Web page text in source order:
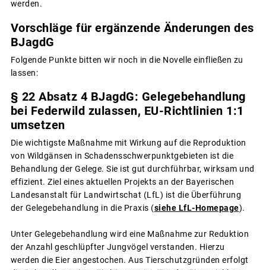
werden.
Vorschläge für ergänzende Änderungen des
BJagdG
Folgende Punkte bitten wir noch in die Novelle einfließen zu
lassen:
§ 22 Absatz 4 BJagdG: Gelegebehandlung
bei Federwild zulassen, EU-Richtlinien 1:1
umsetzen
Die wichtigste Maßnahme mit Wirkung auf die Reproduktion
von Wildgänsen in Schadensschwerpunktgebieten ist die
Behandlung der Gelege. Sie ist gut durchführbar, wirksam und
effizient. Ziel eines aktuellen Projekts an der Bayerischen
Landesanstalt für Landwirtschat (LfL) ist die Überführung
der Gelegebehandlung in die Praxis (siehe LfL-Homepage).
Unter Gelegebehandlung wird eine Maßnahme zur Reduktion
der Anzahl geschlüpfter Jungvögel verstanden. Hierzu
werden die Eier angestochen. Aus Tierschutzgründen erfolgt